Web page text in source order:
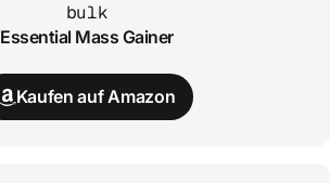
bulk
Essential Mass Gainer
Kaufen auf Amazon